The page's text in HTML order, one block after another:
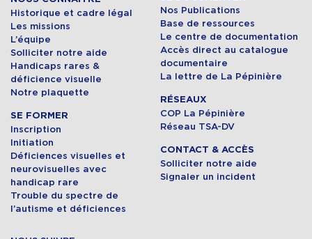
Historique et cadre légal
Les missions
L’équipe
Solliciter notre aide
Handicaps rares &
déficience visuelle
Notre plaquette
SE FORMER
Inscription
Initiation
Déficiences visuelles et
neurovisuelles avec
handicap rare
Trouble du spectre de
l’autisme et déficiences
Nos Publications
Base de ressources
Le centre de documentation
Accès direct au catalogue
documentaire
La lettre de La Pépinière
RÉSEAUX
COP La Pépinière
Réseau TSA-DV
CONTACT & ACCÈS
Solliciter notre aide
Signaler un incident